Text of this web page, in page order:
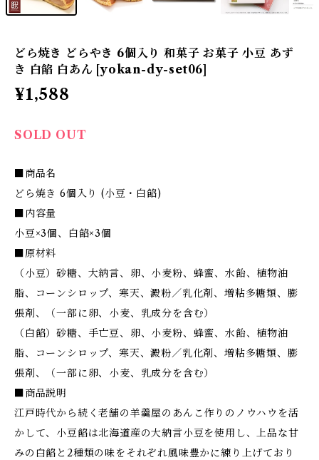
どら焼き どらやき 6個入り 和菓子 お菓子 小豆 あず
き 白餡 白あん [yokan-dy-set06]
¥1,588
SOLD OUT
■商品名
どら焼き 6個入り (小豆・白餡)
■内容量
小豆×3個、白餡×3個
■原材料
（小豆）砂糖、大納言、卵、小麦粉、蜂蜜、水飴、植物油
脂、コーンシロップ、寒天、澱粉／乳化剤、増粘多糖類、膨
張剤、（一部に卵、小麦、乳成分を含む）
（白餡）砂糖、手亡豆、卵、小麦粉、蜂蜜、水飴、植物油
脂、コーンシロップ、寒天、澱粉／乳化剤、増粘多糖類、膨
張剤、（一部に卵、小麦、乳成分を含む）
■商品説明
江戸時代から続く老舗の羊羹屋のあんこ作りのノウハウを活
かして、小豆餡は北海道産の大納言小豆を使用し、上品な甘
みの白餡と2種類の味をそれぞれ風味豊かに練り上げており